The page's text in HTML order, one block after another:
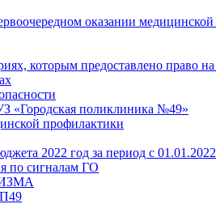
оказании
которым предоставлено право
«Городская поликлиника №49»
профилактики
2022 год за период с
по сигналам ГО